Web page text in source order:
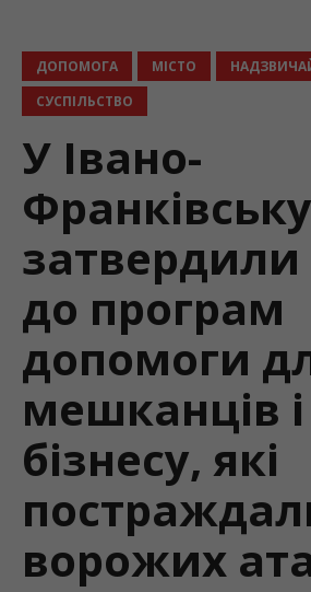
ДОПОМОГА МІСТО
СУСПІЛЬСТВО
У Івано-
Франківську
затвердили
до програм
допомоги
мешканців і
бізнесу, які
ворожих